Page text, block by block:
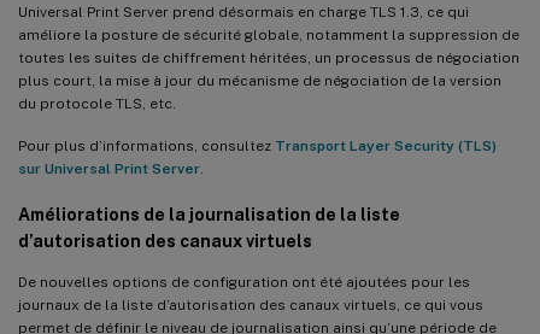
Universal Print Server prend désormais en charge TLS 1.3, ce qui
améliore la posture de sécurité globale, notamment la suppression de
toutes les suites de chiffrement héritées, un processus de négociation
plus court, la mise à jour du mécanisme de négociation de la version
du protocole TLS, etc.
Pour plus d’informations, consultez Transport Layer Security (TLS)
sur Universal Print Server
Améliorations de la journalisation de la liste
d’autorisation des canaux virtuels
De nouvelles options de configuration ont été ajoutées pour les
journaux de la liste d’autorisation des canaux virtuels, ce qui vous
permet de définir le niveau de journalisation ainsi qu’une période de